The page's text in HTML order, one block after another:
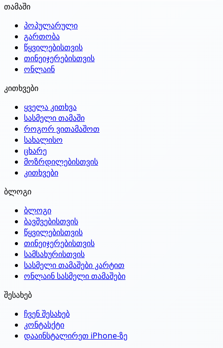
თამაში
პოპულარული
გართობა
წყვილებისთვის
თინეიჯერებისთვის
ონლაინ
კითხვები
ყველა კითხვა
სასმელი თამაში
როგორ ვითამაშოთ
სახალისო
ცხარე
მოზრდილებისთვის
კითხვები
ბლოგი
ბლოგი
ბავშვებისთვის
წყვილებისთვის
თინეიჯერებისთვის
სამსახურისთვის
სასმელი თამაშები კარტით
ონლაინ სასმელი თამაშები
შესახებ
ჩვენ შესახებ
კონტასქტი
დააინსტალირეთ iPhone-ზე